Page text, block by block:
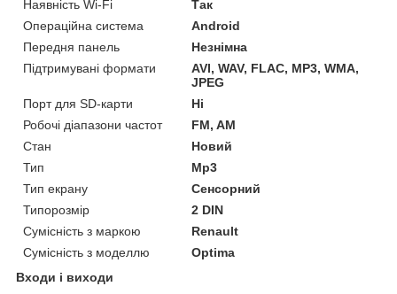
Наявність Wi-Fi
Так
Операційна система
Android
Передня панель
Незнімна
Підтримувані формати
AVI, WAV, FLAC, MP3, WMA,
JPEG
Порт для SD-карти
Ні
Робочі діапазони частот
FM, AM
Стан
Новий
Тип
Mp3
Тип екрану
Сенсорний
Типорозмір
2 DIN
Сумісність з маркою
Renault
Сумісність з моделлю
Optima
Входи і виходи